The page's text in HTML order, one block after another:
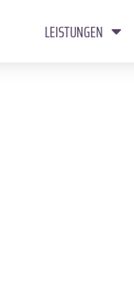
LEISTUNGEN